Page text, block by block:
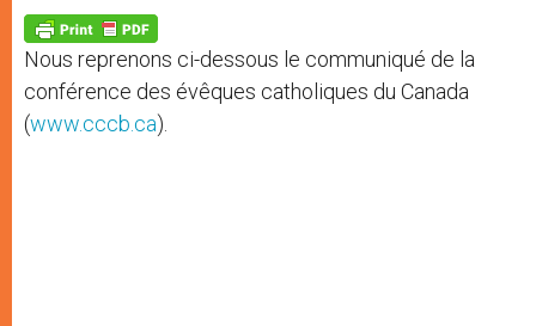
p
p
g
e
r
o
k
Nous reprenons ci-dessous le communiqué de la
conférence des évêques catholiques du Canada
(www.cccb.ca).